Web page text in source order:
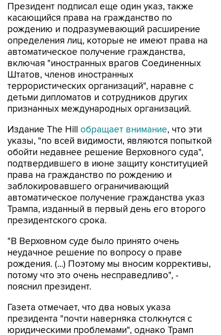
Президент подписал еще один указ, также
касающийся права на гражданство по
рождению и подразумевающий расширение
определения лиц, которые не имеют права на
автоматическое получение гражданства,
включая "иностранных врагов Соединенных
Штатов, членов иностранных
террористических организаций", наравне с
детьми дипломатов и сотрудников других
признанных международных организаций.
Издание The Hill обращает внимание, что эти
указы, "по всей видимости, являются попыткой
обойти недавнее решение Верховного суда",
подтвердившего в июне защиту конституцией
права на гражданство по рождению и
заблокировавшего ограничивающий
автоматическое получение гражданства указ
Трампа, изданный в первый день его второго
президентского срока.
"В Верховном суде было принято очень
неудачное решение по вопросу о праве
рождения. (...) Поэтому мы вносим коррективы,
потому что это очень несправедливо", -
пояснил президент.
Газета отмечает, что два новых указа
президента "почти наверняка столкнутся с
юридическими проблемами", однако Трамп